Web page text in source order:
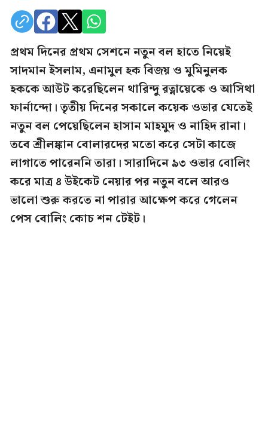
প্রথম দিনের প্রথম সেশনে নতুন বল হাতে নিয়েই
সাদমান ইসলাম, এনামুল হক বিজয় ও মুমিনুলক
হককে আউট করেছিলেন থারিন্দু রত্নায়েকে ও আসিথা
ফার্নান্দো। তৃতীয় দিনের সকালে কয়েক ওভার যেতেই
নতুন বল পেয়েছিলেন হাসান মাহমুদ ও নাহিদ রানা।
তবে শ্রীলঙ্কান বোলারদের মতো করে সেটা কাজে
লাগাতে পারেননি তারা। সারাদিনে ৯৩ ওভার বোলিং
করে মাত্র ৪ উইকেট নেয়ার পর নতুন বলে আরও
ভালো শুরু করতে না পারার আক্ষেপ করে গেলেন
পেস বোলিং কোচ শন টেইট।